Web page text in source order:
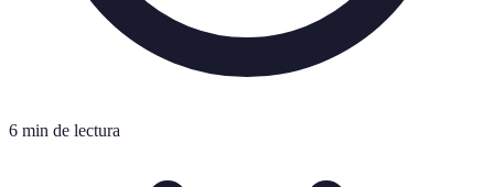
6 min de lectura